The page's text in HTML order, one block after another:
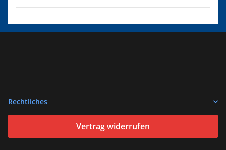
Rechtliches
Vertrag widerrufen